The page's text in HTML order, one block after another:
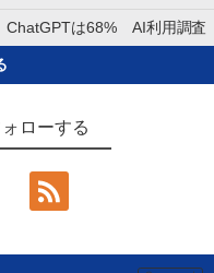
ChatGPTは68% AI利用調査
ローする